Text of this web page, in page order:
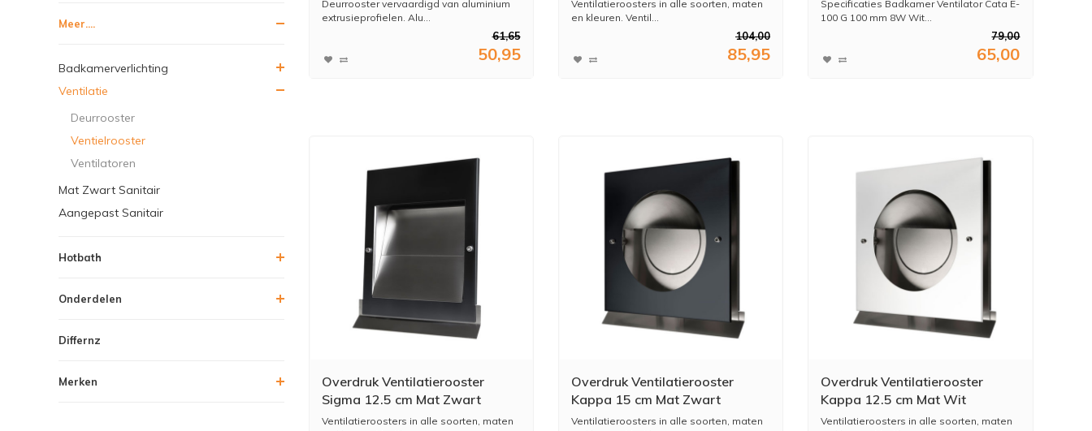
Meer....
Badkamerverlichting
Ventilatie
Deurrooster
Ventielrooster
Ventilatoren
Mat Zwart Sanitair
Aangepast Sanitair
Hotbath
Onderdelen
Differnz
Merken
Deurrooster vervaardigd van aluminium
extrusieprofielen. Alu...
61,65
50,95
Ventilatieroosters in alle soorten, maten
en kleuren. Ventil...
104,00
85,95
Specificaties Badkamer Ventilator Cata E-
100 G 100 mm 8W Wit...
79,00
65,00
Overdruk Ventilatierooster
Sigma 12.5 cm Mat Zwart
Ventilatieroosters in alle soorten, maten
Overdruk Ventilatierooster
Kappa 15 cm Mat Zwart
Ventilatieroosters in alle soorten, maten
Overdruk Ventilatierooster
Kappa 12.5 cm Mat Wit
Ventilatieroosters in alle soorten, maten